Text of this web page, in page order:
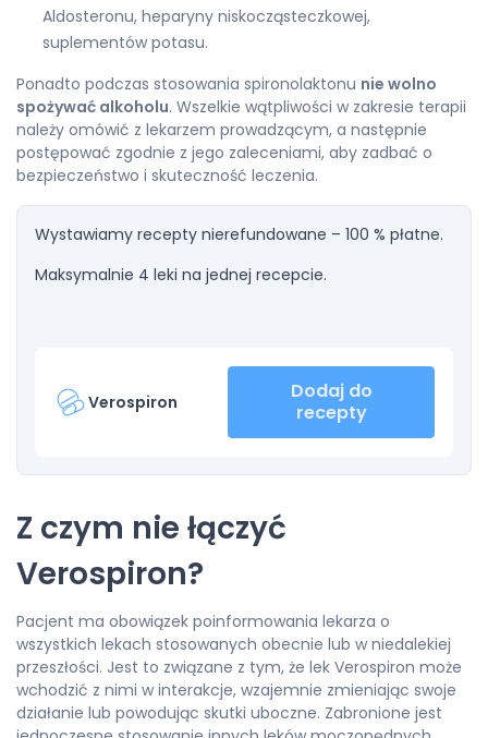
Aldosteronu, heparyny niskocząsteczkowej,
suplementów potasu.
Ponadto podczas stosowania spironolaktonu nie wolno
spożywać alkoholu. Wszelkie wątpliwości w zakresie terapii
należy omówić z lekarzem prowadzącym, a następnie
postępować zgodnie z jego zaleceniami, aby zadbać o
bezpieczeństwo i skuteczność leczenia.
Wystawiamy recepty nierefundowane – 100 % płatne.
Maksymalnie 4 leki na jednej recepcie.
Verospiron
Dodaj do
recepty
Z czym nie łączyć
Verospiron?
Pacjent ma obowiązek poinformowania lekarza o
wszystkich lekach stosowanych obecnie lub w niedalekiej
przeszłości. Jest to związane z tym, że lek Verospiron może
wchodzić z nimi w interakcje, wzajemnie zmieniając swoje
działanie lub powodując skutki uboczne. Zabronione jest